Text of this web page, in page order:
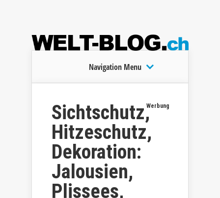
Navigation Menu
Sichtschutz,
Hitzeschutz,
Dekoration:
Jalousien,
Plissees,
Werbung